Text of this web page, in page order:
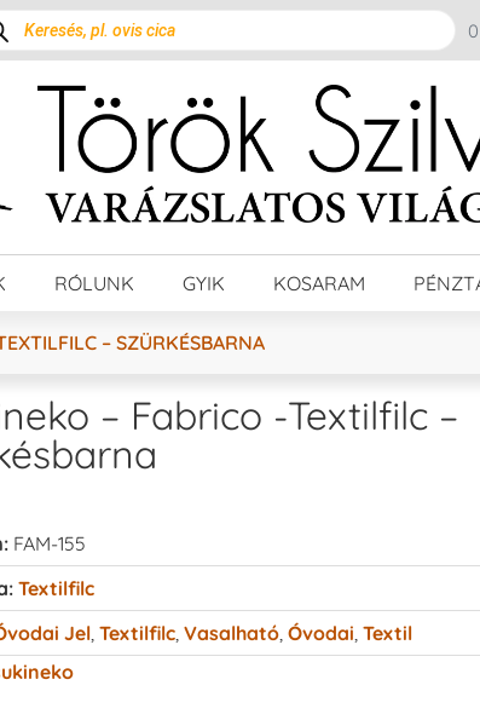
0
RÓLUNK GYIK KOSARAM
– SZÜRKÉSBARNA
– Fabrico -Textilfilc –
FAM-155
Textilfilc
Jel, Textilfilc, Vasalható, Óvodai Textil